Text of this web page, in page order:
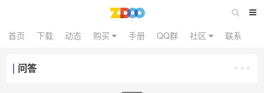
首页 下载 动态 购买 手册 QQ群 社区 联系
问答